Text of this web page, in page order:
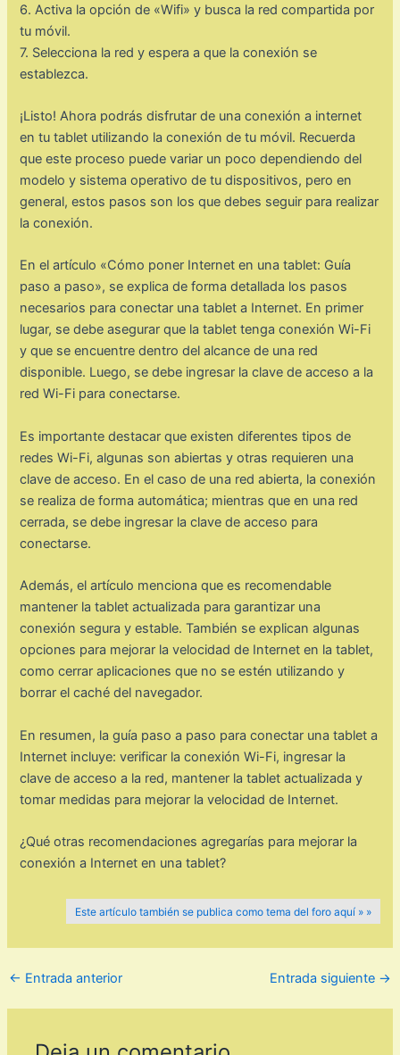
6. Activa la opción de «Wifi» y busca la red compartida por
tu móvil.
7. Selecciona la red y espera a que la conexión se
establezca.
¡Listo! Ahora podrás disfrutar de una conexión a internet
en tu tablet utilizando la conexión de tu móvil. Recuerda
que este proceso puede variar un poco dependiendo del
modelo y sistema operativo de tu dispositivos, pero en
general, estos pasos son los que debes seguir para realizar
la conexión.
En el artículo «Cómo poner Internet en una tablet: Guía
paso a paso», se explica de forma detallada los pasos
necesarios para conectar una tablet a Internet. En primer
lugar, se debe asegurar que la tablet tenga conexión Wi-Fi
y que se encuentre dentro del alcance de una red
disponible. Luego, se debe ingresar la clave de acceso a la
red Wi-Fi para conectarse.
Es importante destacar que existen diferentes tipos de
redes Wi-Fi, algunas son abiertas y otras requieren una
clave de acceso. En el caso de una red abierta, la conexión
se realiza de forma automática; mientras que en una red
cerrada, se debe ingresar la clave de acceso para
conectarse.
Además, el artículo menciona que es recomendable
mantener la tablet actualizada para garantizar una
conexión segura y estable. También se explican algunas
opciones para mejorar la velocidad de Internet en la tablet,
como cerrar aplicaciones que no se estén utilizando y
borrar el caché del navegador.
En resumen, la guía paso a paso para conectar una tablet a
Internet incluye: verificar la conexión Wi-Fi, ingresar la
clave de acceso a la red, mantener la tablet actualizada y
tomar medidas para mejorar la velocidad de Internet.
¿Qué otras recomendaciones agregarías para mejorar la
conexión a Internet en una tablet?
Este artículo también se publica como tema del foro aquí » »
← Entrada anterior Entrada siguiente →